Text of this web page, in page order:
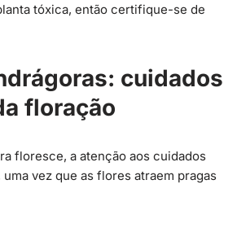
tóxica, então certifique-se de
cuidados
floração
floresce, a atenção aos cuidados
vez que as flores atraem pragas